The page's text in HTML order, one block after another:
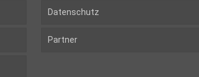
Datenschutz
Partner